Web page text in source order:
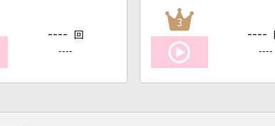
---- 回
----
3
----
----